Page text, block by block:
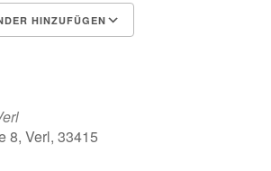
HINZUFÜGEN
8, Verl, 33415